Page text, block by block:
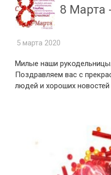
8 Марта
5 марта 2020
Милые наши рукодельницы.
Поздравляем вас с
людей и хороших новостей